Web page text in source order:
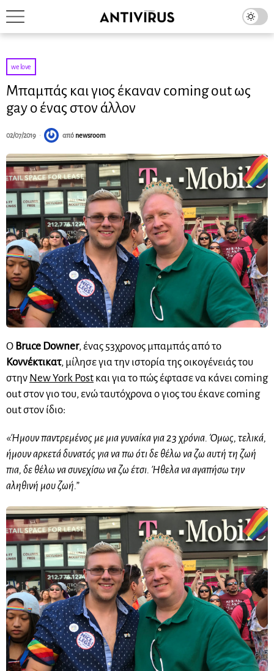
we love
Μπαμπάς και γιος έκαναν coming out ως
gay ο ένας στον άλλον
02/07/2019 από newsroom
Ο Bruce Downer, ένας 53χρονος μπαμπάς από το
Κοννέκτικατ, μίλησε για την ιστορία της οικογένειάς του
στην New York Post και για το πώς έφτασε να κάνει coming
out στον γιο του, ενώ ταυτόχρονα ο γιος του έκανε coming
out στον ίδιο:
«Ήμουν παντρεμένος με μια γυναίκα για 23 χρόνια. Όμως, τελικά,
ήμουν αρκετά δυνατός για να πω ότι δε θέλω να ζω αυτή τη ζωή
πια, δε θέλω να συνεχίσω να ζω έτσι. Ήθελα να αγαπήσω την
αληθινή μου ζωή.”